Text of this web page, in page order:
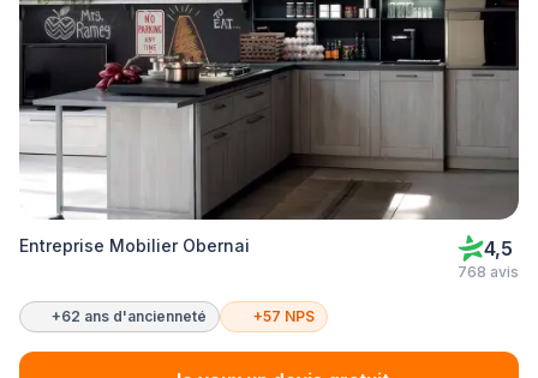
Entreprise Mobilier Obernai 4,5
768 avis
+62 ans d'ancienneté +57 NPS